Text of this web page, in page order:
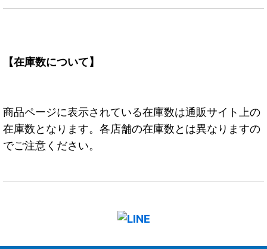
【在庫数について】
商品ページに表示されている在庫数は通販サイト上の
在庫数となります。各店舗の在庫数とは異なりますの
でご注意ください。